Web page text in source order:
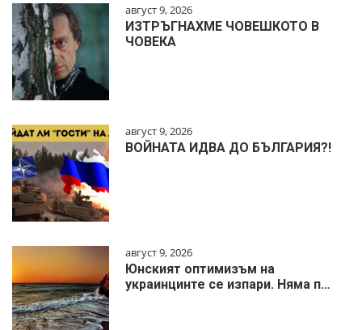
август 9, 2026
ИЗТРЪГНАХМЕ ЧОВЕШКОТО В
ЧОВЕКА
август 9, 2026
ВОЙНАТА ИДВА ДО БЪЛГАРИЯ?!
август 9, 2026
Юнският оптимизъм на
украинцинте се изпари. Няма п…